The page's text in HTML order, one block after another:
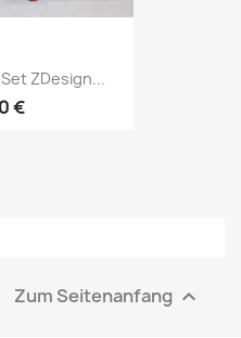
ZDesign...
€
Zum Seitenanfang 